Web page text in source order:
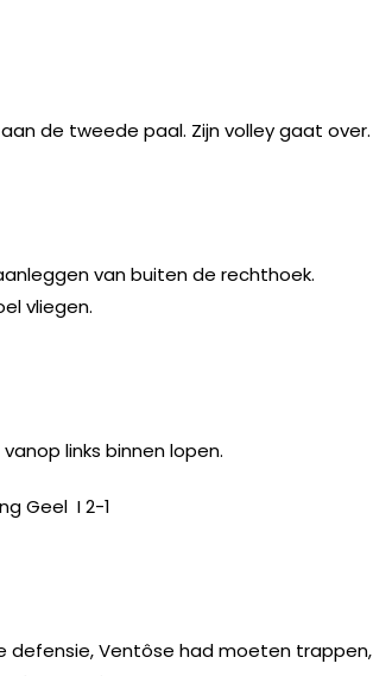
de tweede paal. Zijn volley gaat over.
van buiten de rechthoek.
vliegen.
links binnen lopen.
Geel I 2-1
defensie, Ventôse had moeten trappen,